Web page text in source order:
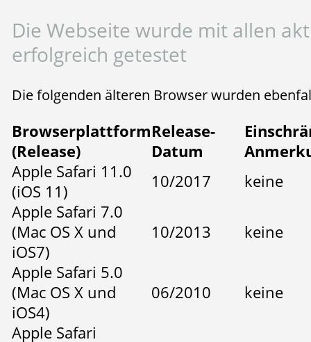
Die Webseite wurde mit allen
erfolgreich getestet
Die folgenden älteren Browser wurden
Browserplattform
(Release)
Release-
Datum
Apple Safari 11.0
(iOS 11)
10/2017
keine
Apple Safari 7.0
(Mac OS X und
iOS7)
10/2013
keine
Apple Safari 5.0
(Mac OS X und
iOS4)
06/2010
keine
Apple Safari